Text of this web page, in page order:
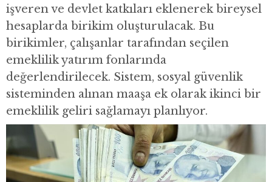
işveren ve devlet katkıları eklenerek bireysel
hesaplarda birikim oluşturulacak. Bu
birikimler, çalışanlar tarafından seçilen
emeklilik yatırım fonlarında
değerlendirilecek. Sistem, sosyal güvenlik
sisteminden alınan maaşa ek olarak ikinci bir
emeklilik geliri sağlamayı planlıyor.